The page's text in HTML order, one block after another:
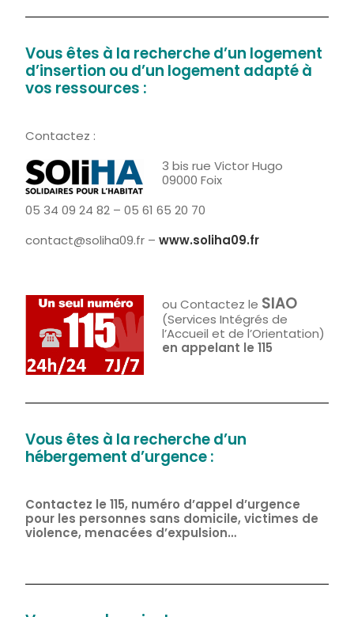
Vous êtes à la recherche d’un logement
d’insertion ou d’un logement adapté à
vos ressources :
Contactez :
3 bis rue Victor Hugo
09000 Foix
05 34 09 24 82 – 05 61 65 20 70
contact@soliha09.fr –www.soliha09.fr
ou Contactez le SIAO
(Services Intégrés de
l’Accueil et de l’Orientation)
en appelant le 115
Vous êtes à la recherche d’un
hébergement d’urgence :
Contactez le 115, numéro d’appel d’urgence
pour les personnes sans domicile, victimes de
violence, menacées d’expulsion…